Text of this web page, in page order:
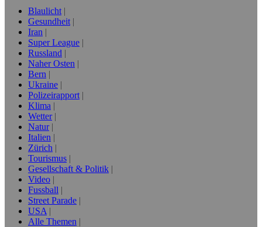
Blaulicht
Gesundheit
Iran
Super League
Russland
Naher Osten
Bern
Ukraine
Polizeirapport
Klima
Wetter
Natur
Italien
Zürich
Tourismus
Gesellschaft & Politik
Video
Fussball
Street Parade
USA
Alle Themen